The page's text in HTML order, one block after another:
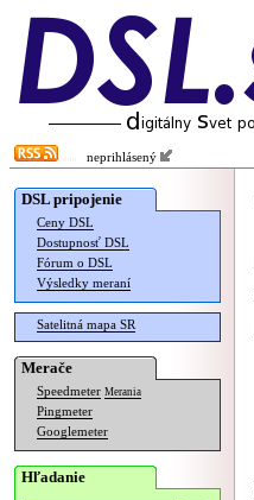
neprihlásený
DSL pripojenie
Ceny DSL
Dostupnosť DSL
Fórum o DSL
Výsledky meraní
Satelitná mapa SR
Merače
Speedmeter Merania
Pingmeter
Googlemeter
Hľadanie